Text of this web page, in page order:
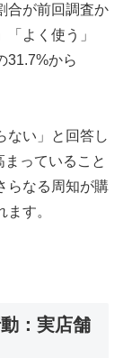
合が前回調査か
よく使う」
31.7%から
ない」と回答し
っていること
らなる周知が購
す。
：実店舗